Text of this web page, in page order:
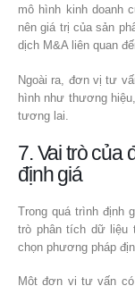
mô hình kinh doanh
nên giá trị của sản
dịch M&A liên quan
Ngoài ra, đơn vị tư
hình như thương
tương lai.
7. Vai trò của
định giá
Trong quá trình định
trò phân tích dữ liệu
chọn phương pháp
Một đơn vị tư vấn có